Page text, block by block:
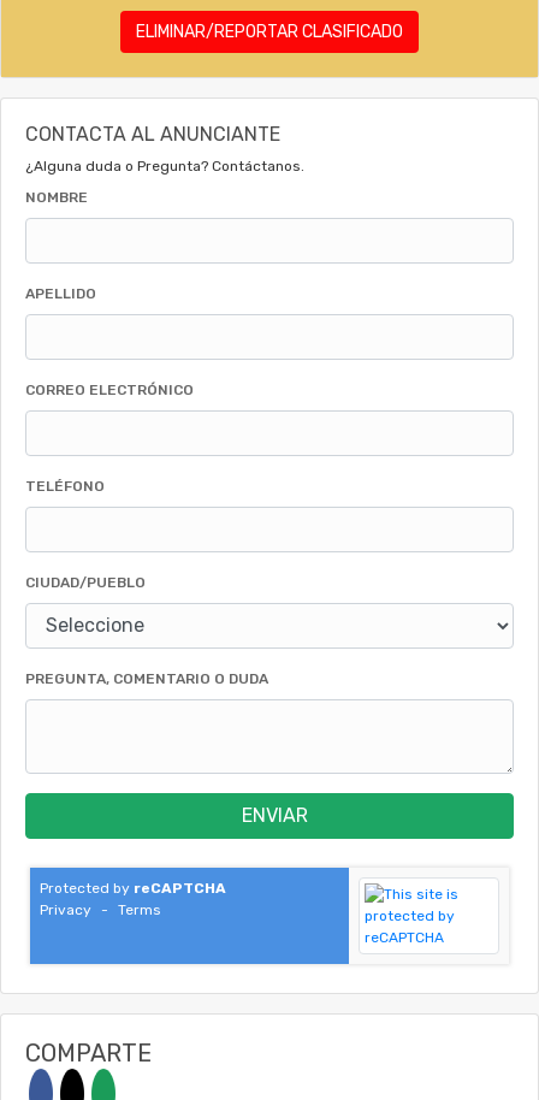
ELIMINAR/REPORTAR CLASIFICADO
CONTACTA AL ANUNCIANTE
¿Alguna duda o Pregunta? Contáctanos.
NOMBRE
APELLIDO
CORREO ELECTRÓNICO
TELÉFONO
CIUDAD/PUEBLO
PREGUNTA, COMENTARIO O DUDA
ENVIAR
Protected by reCAPTCHA
Privacy
- Terms
COMPARTE